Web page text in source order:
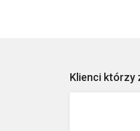
Klienci którzy